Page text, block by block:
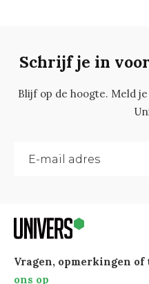
Schrijf je in
Blijf op de hoogte. Meld
Vragen, opmerkingen of
ons op